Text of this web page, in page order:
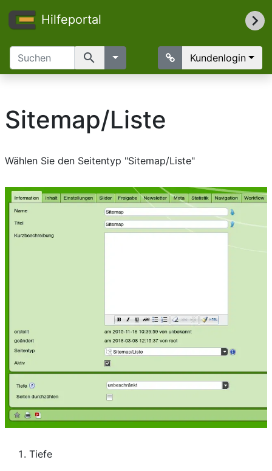
Hilfeportal
search Kundenlogin
Sitemap/Liste
Wählen Sie den Seitentyp "Sitemap/Liste"
Tiefe